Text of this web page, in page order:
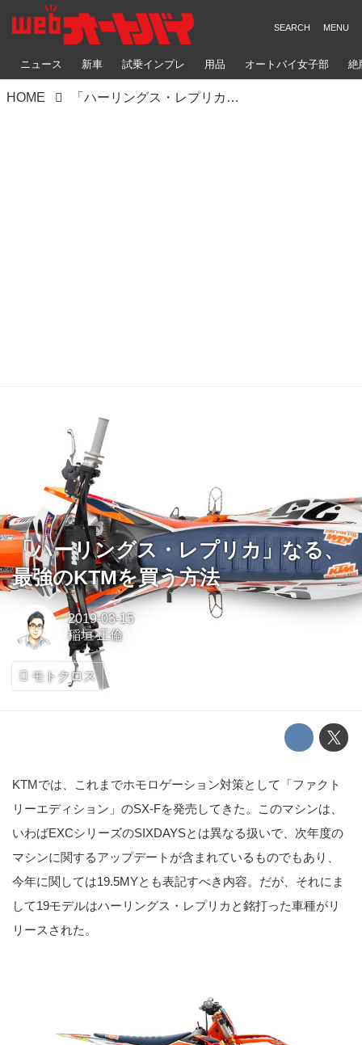
ニュース 新車 試乗インプレ 用品 オートバイ女子部 絶
HOME 「ハーリングス・レプリカ」なる、最強のKTMを買う方法
「ハーリングス・レプリカ」なる、
最強のKTMを買う方法
2019-03-15
稲垣 正倫
モトクロス
KTMでは、これまでホモロゲーション対策として「ファクト
リーエディション」のSX-Fを発売してきた。このマシンは、
いわばEXCシリーズのSIXDAYSとは異なる扱いで、次年度の
マシンに関するアップデートが含まれているものでもあり、
今年に関しては19.5MYとも表記すべき内容。だが、それにま
して19モデルはハーリングス・レプリカと銘打った車種がリ
リースされた。